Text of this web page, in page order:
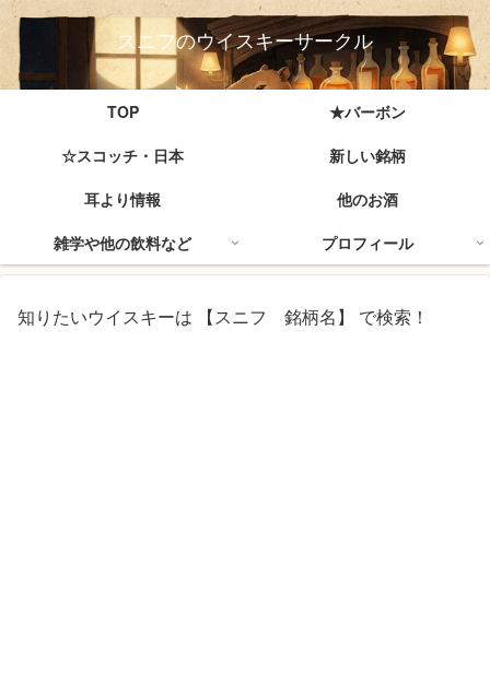
スニフのウイスキーサークル
TOP
★バーボン
☆スコッチ・日本
新しい銘柄
耳より情報
他のお酒
雑学や他の飲料など
プロフィール
知りたいウイスキーは 【スニフ 銘柄名】 で検索！